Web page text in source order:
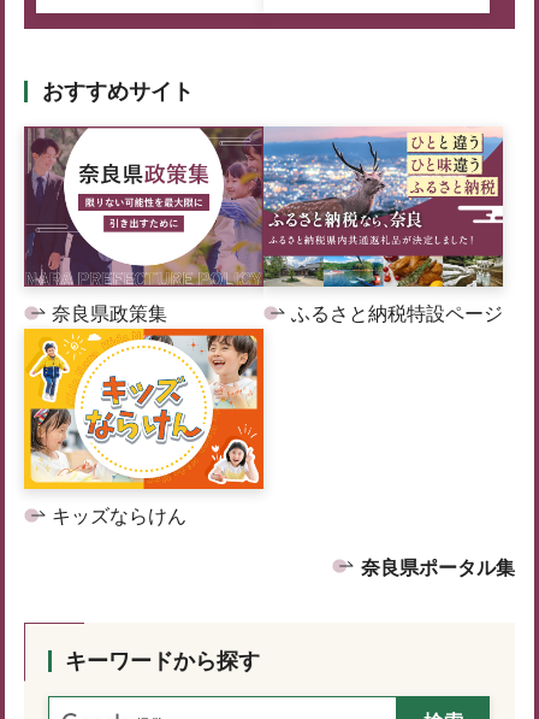
おすすめサイト
奈良県政策集 ふるさと納税特設ページ
キッズならけん
奈良県ポータル集
キーワードから探す